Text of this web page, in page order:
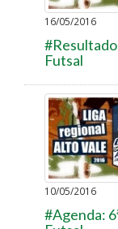
16/05/2016
Futsal
10/05/2016
#Agenda: